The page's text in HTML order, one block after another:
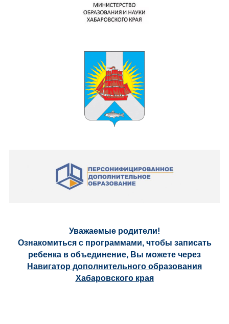
Уважаемые родители!
Ознакомиться с программами, чтобы записать
ребенка в объединение, Вы можете через
Навигатор дополнительного образования
Хабаровского края